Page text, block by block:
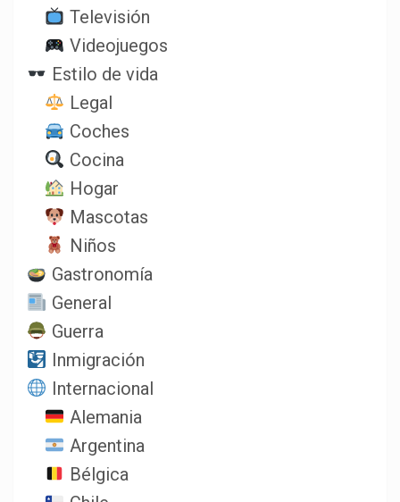
Televisión
Videojuegos
Estilo de vida
Legal
Coches
Cocina
Hogar
Mascotas
Niños
Gastronomía
General
Guerra
Inmigración
Internacional
Alemania
Argentina
Bélgica